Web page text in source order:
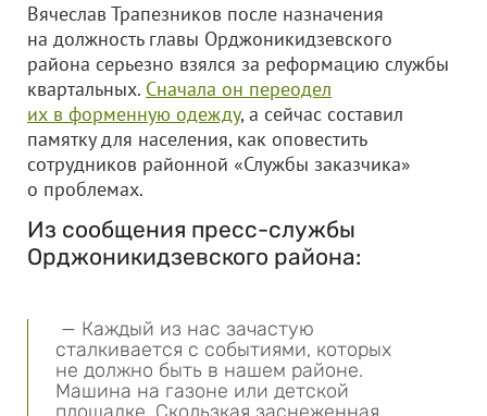
Вячеслав Трапезников после назначения
на должность главы Орджоникидзевского
района серьезно взялся за реформацию службы
квартальных. Сначала он переодел
их в форменную одежду, а сейчас составил
памятку для населения, как оповестить
сотрудников районной «Службы заказчика»
о проблемах.
Из сообщения пресс-службы
Орджоникидзевского района:
— Каждый из нас зачастую
сталкивается с событиями, которых
не должно быть в нашем районе.
Машина на газоне или детской